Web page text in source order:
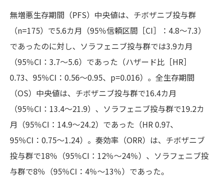
無増悪生存期間（PFS）中央値は、チボザニブ投与群
（n=175）で5.6カ月（95％信頼区間［CI］：4.8～7.3）
であったのに対し、ソラフェニブ投与群では3.9カ月
（95％CI：3.7～5.6）であった（ハザード比［HR］
0.73、95％CI：0.56～0.95、p=0.016）。全生存期間
（OS）中央値は、チボザニブ投与群で16.4カ月
（95％CI：13.4～21.9）、ソラフェニブ投与群で19.2カ
月（95％CI：14.9～24.2）であった（HR 0.97、
95％CI：0.75～1.24）。奏効率（ORR）は、チボザニブ
投与群で18％（95％CI：12％～24％）、ソラフェニブ投
与群で8％（95％CI：4％～13％）であった。